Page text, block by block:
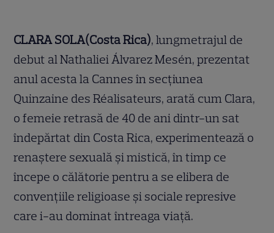
CLARA SOLA(Costa Rica), lungmetrajul de
debut al Nathaliei Álvarez Mesén, prezentat
anul acesta la Cannes în secțiunea
Quinzaine des Réalisateurs, arată cum Clara,
o femeie retrasă de 40 de ani dintr-un sat
îndepărtat din Costa Rica, experimentează o
renaștere sexuală și mistică, în timp ce
începe o călătorie pentru a se elibera de
convențiile religioase și sociale represive
care i-au dominat întreaga viață.